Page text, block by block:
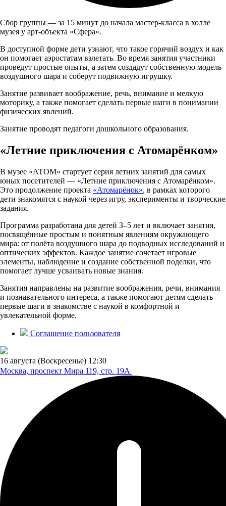
Сбор группы — за 15 минут до начала мастер-класса в холле
музея у арт-объекта «Сфера».
В доступной форме дети узнают, что такое горячий воздух и как
он помогает аэростатам взлетать. Во время занятия участники
проведут простые опыты, а затем создадут собственную модель
воздушного шара и соберут подвижную игрушку.
Занятие развивает воображение, речь, внимание и мелкую
моторику, а также помогает сделать первые шаги в понимании
физических явлений.
Занятие проводят педагоги дошкольного образования.
«Летние приключения с Атомарёнком»
В музее «АТОМ» стартует серия летних занятий для самых
юных посетителей — «Летние приключения с Атомарёнком».
Это продолжение проекта «Атомарёнок», в рамках которого
дети знакомятся с наукой через игру, эксперименты и творческие
задания.
Программа разработана для детей 3–5 лет и включает занятия,
посвящённые простым и понятным явлениям окружающего
мира: от полёта воздушного шара до подводных исследований и
оптических эффектов. Каждое занятие сочетает игровые
элементы, наблюдение и создание собственной поделки, что
помогает лучше усваивать новые знания.
Занятия направлены на развитие воображения, речи, внимания
и познавательного интереса, а также помогают детям сделать
первые шаги в знакомстве с наукой в комфортной и
увлекательной форме.
Соглашение пользователя
16 августа (Воскресенье) 12:30
Москва, проспект Мира 119, стр. 19А